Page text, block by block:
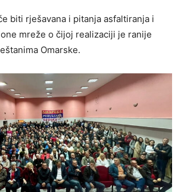
biti rješavana i pitanja asfaltiranja i
mreže o čijoj realizaciji je ranije
Omarske.